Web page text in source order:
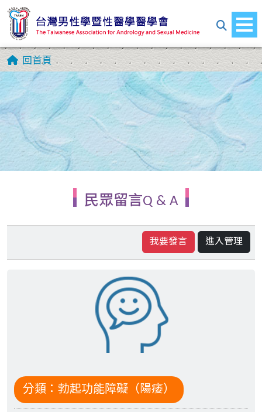
回首頁
民眾留言Q & A
我要發言 進入管理
分類： 勃起功能障礙（陽痿）